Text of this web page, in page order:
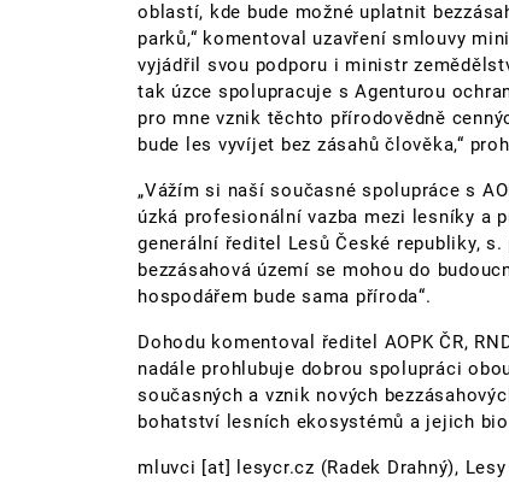
oblastí, kde bude možné uplatnit
parků,“ komentoval uzavření smlouvy
vyjádřil svou podporu i ministr
tak úzce spolupracuje s Agenturou
pro mne vznik těchto přírodovědně
bude les vyvíjet bez zásahů člověka,“
„Vážím si naší současné spolupráce s
úzká profesionální vazba mezi lesníky a
generální ředitel Lesů České republiky,
bezzásahová území se mohou do
hospodářem bude sama příroda“.
Dohodu komentoval ředitel AOPK ČR,
nadále prohlubuje dobrou spolupráci
současných a vznik nových
bohatství lesních ekosystémů a jejich
mluvci [at] lesycr.cz (Radek Drahný),